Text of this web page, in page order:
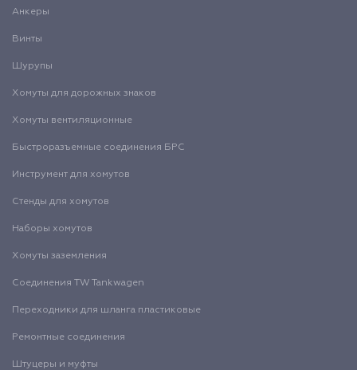
Анкеры
Винты
Шурупы
Хомуты для дорожных знаков
Хомуты вентиляционные
Быстроразъемные соединения БРС
Инструмент для хомутов
Стенды для хомутов
Наборы хомутов
Хомуты заземления
Соединения TW Tankwagen
Переходники для шланга пластиковые
Ремонтные соединения
Штуцеры и муфты